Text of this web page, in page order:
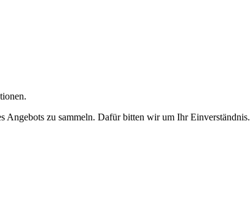
Angebots zu sammeln. Dafür bitten wir um Ihr Einverständnis.